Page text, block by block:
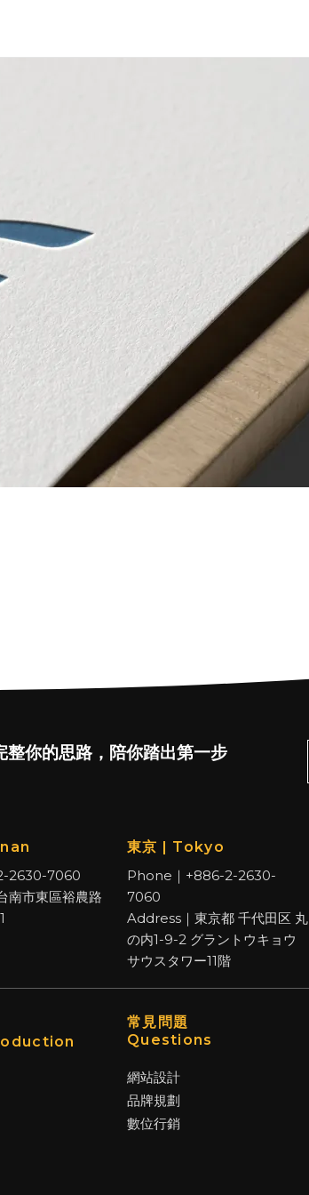
整你的思路，陪你踏出第一步
2630-7060
南市東區裕農路
東京 | Tokyo
Phone｜+886-2-2630-
7060
Address｜東京都 千代田区 丸
の内1-9-2 グラントウキョウ
サウスタワー11階
常見問題
Questions
網站設計
品牌規劃
數位行銷